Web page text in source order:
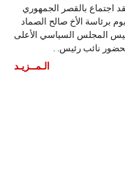
اجتماع بالقصر الجمهوري
برئاسة الأخ صالح الصماد
المجلس السياسي الأعلى
نائب رئيس. .
الـمــزيـد